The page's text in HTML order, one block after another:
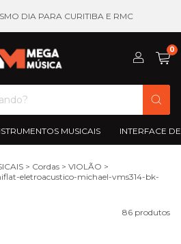
DIA PARA CURITIBA E RMC
0
MUSICAIS INTERFACE
> Cordas > VIOLÃO >
eletroacustico-michael-vms314-bk-
86 produtos